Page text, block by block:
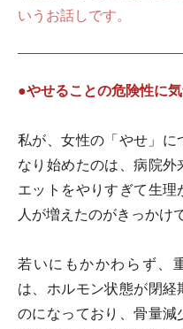
いうお話しです。
●やせることの危険性に
私が、女性の「やせ」に
なり始めたのは、病院外
エットをやりすぎて生理
人が増えたのがきっかけ
若いにもかかわらず、
は、ホルモン状態が閉経
のになっており、骨量減